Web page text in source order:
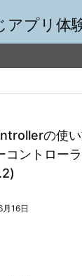
アプリ体
の使
ントローラ
16日